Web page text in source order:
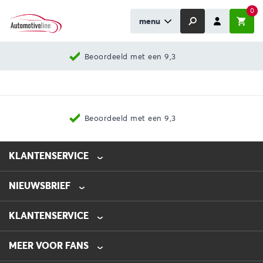
menu
0
Beoordeeld met een 9,3
Beoordeeld met een 9,3
KLANTENSERVICE
0475-218632
info@automotive-line.nl
NIEUWSBRIEF
KLANTENSERVICE
Bestellen
Betalen
Verzenden
MEER VOOR FANS